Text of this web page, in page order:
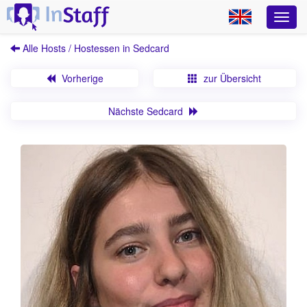
Alle Hosts / Hostessen in Sedcard
Vorherige zur Übersicht
Nächste Sedcard